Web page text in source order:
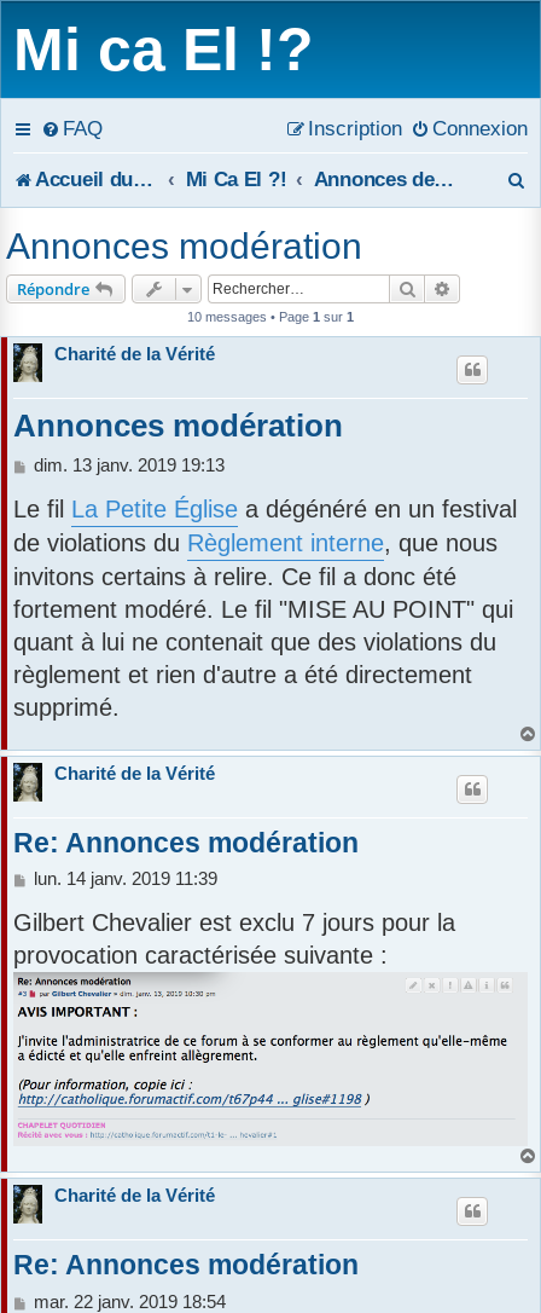
Mi ca El !?
FAQ Connexion
Inscription
Accueil du forum Mi Ca El ?! Annonces de la modération
r
Annonces modération
Répondre Rechercher
10 messages • Page 1 sur 1
Charité de la Vérité
Annonces modération
M
s
a
g
dim. 13 janv. 2019 19:13
Le fil La Petite Église a dégénéré en un festival
de violations du Règlement interne, que nous
invitons certains à relire. Ce fil a donc été
fortement modéré. Le fil "MISE AU POINT" qui
quant à lui ne contenait que des violations du
règlement et rien d'autre a été directement
supprimé.
Charité de la Vérité
Re: Annonces modération
M
s
a
g
e
lun. 14 janv. 2019 11:39
Gilbert Chevalier est exclu 7 jours pour la
provocation caractérisée suivante :
Charité de la Vérité
Re: Annonces modération
M
mar. 22 janv. 2019 18:54